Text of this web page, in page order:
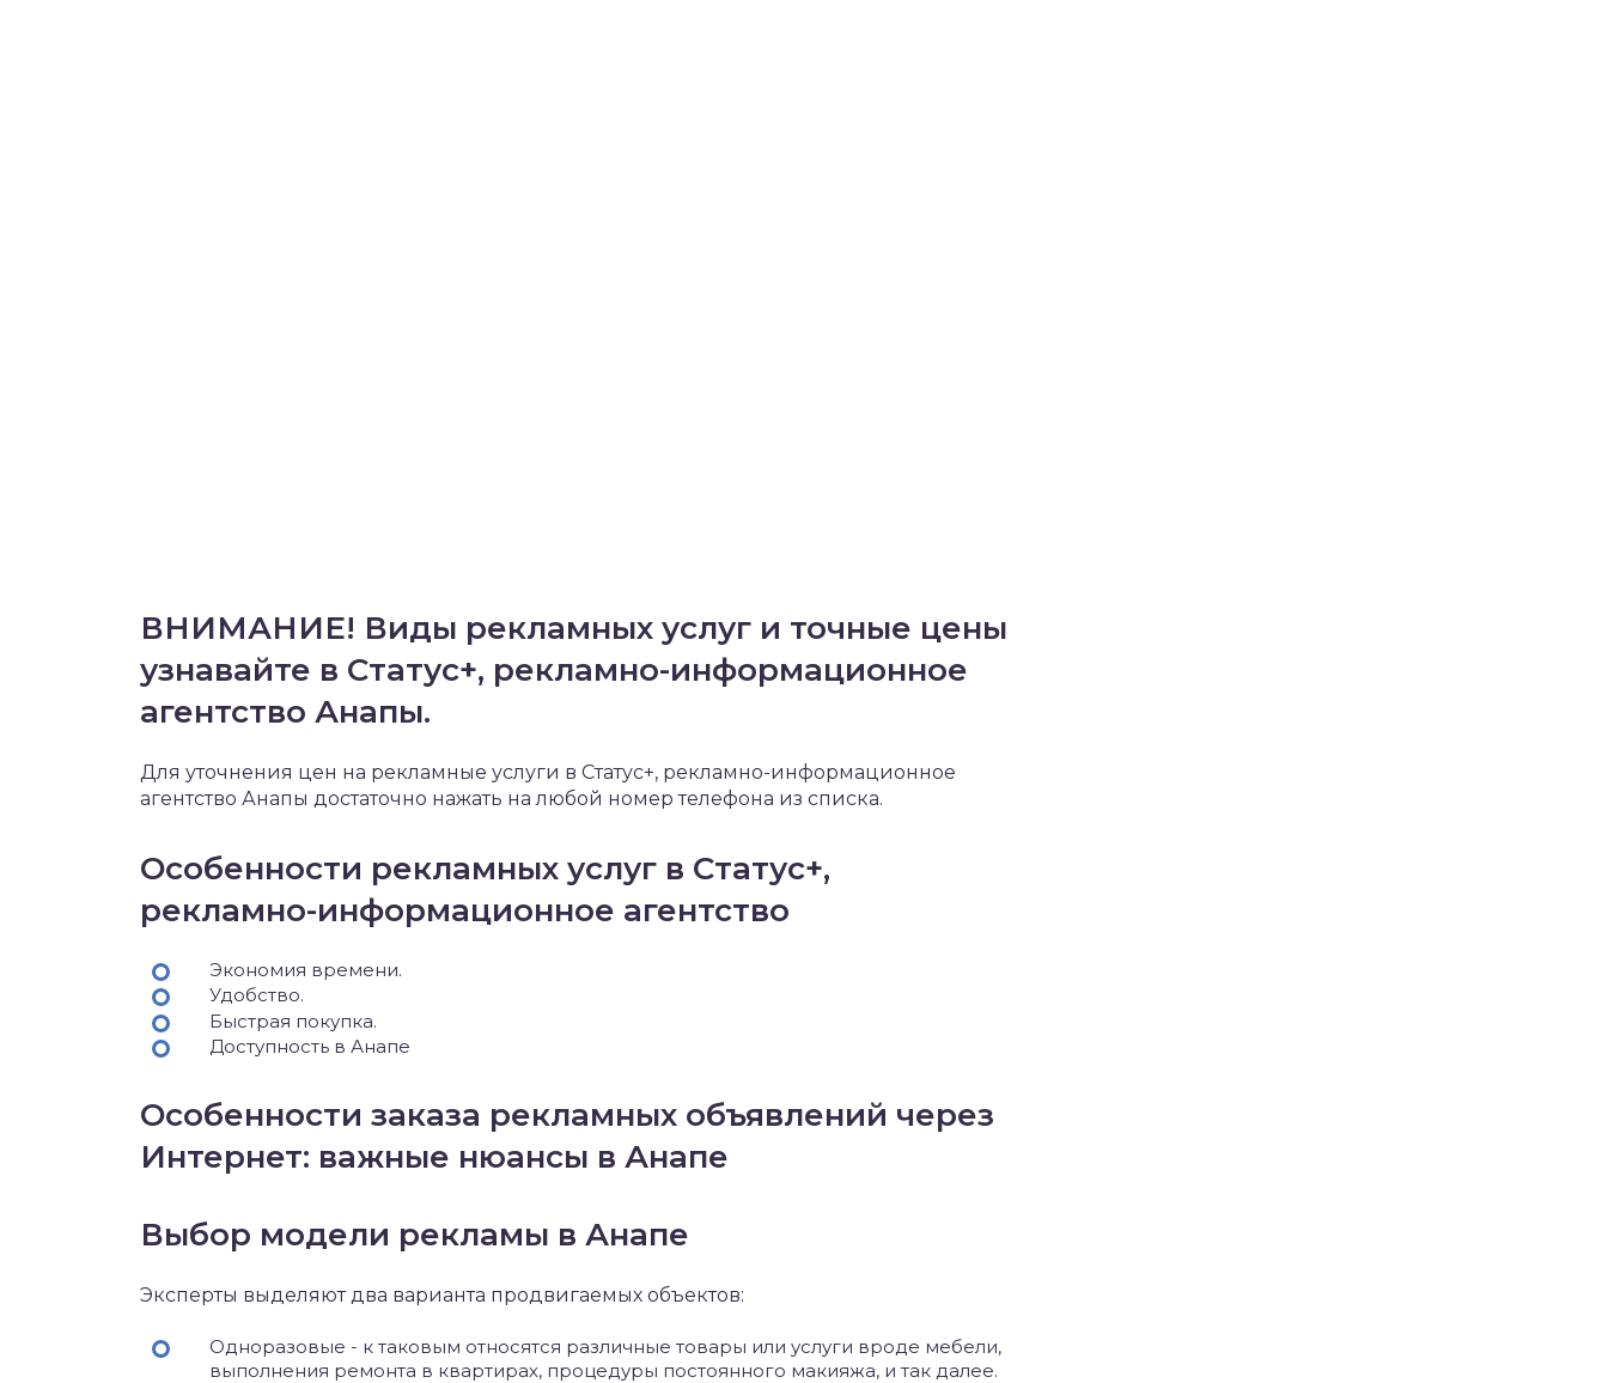
ВНИМАНИЕ! Виды рекламных услуг и точные цены
узнавайте в Статус+, рекламно-информационное
агентство Анапы.
Для уточнения цен на рекламные услуги в Статус+, рекламно-информационное
агентство Анапы достаточно нажать на любой номер телефона из списка.
Особенности рекламных услуг в Статус+,
рекламно-информационное агентство
Экономия времени.
Удобство.
Быстрая покупка.
Доступность в Анапе
Особенности заказа рекламных объявлений через
Интернет: важные нюансы в Анапе
Выбор модели рекламы в Анапе
Эксперты выделяют два варианта продвигаемых объектов:
Одноразовые - к таковым относятся различные товары или услуги вроде мебели,
выполнения ремонта в квартирах, процедуры постоянного макияжа, и так далее.